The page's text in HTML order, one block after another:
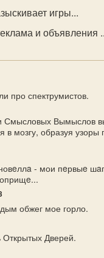
игры...
и объявления
про спектрумистов.
Смысловых Вымыслов
в мозгу, образуя узоры
- мои пeрвыe
обжег мое горло.
Открытых Дверей.